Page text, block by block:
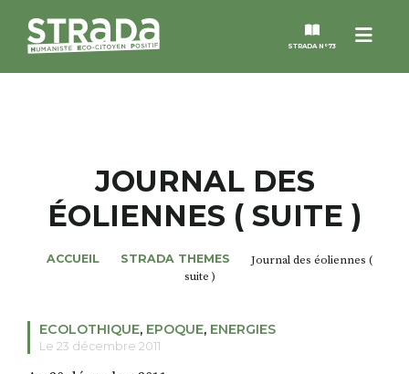
Menu
STRADA N°73
MAGAZINES
NOS THÈMES
ALTER STRADA
JOURNAL DES
ÉOLIENNES ( SUITE )
ACCUEIL STRADA THEMES
Journal des éoliennes (
suite )
ECOLOTHIQUE, EPOQUE, ENERGIES
Le 23 décembre 2011